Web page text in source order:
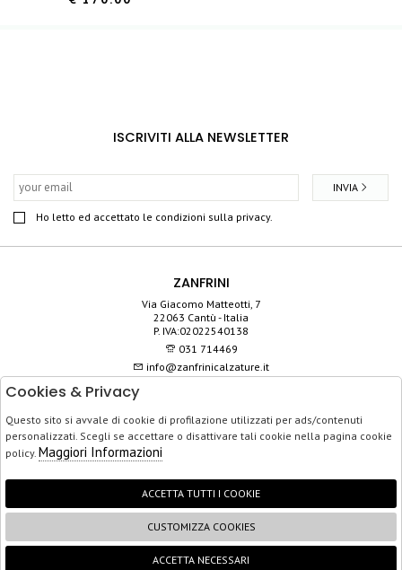
ISCRIVITI ALLA NEWSLETTER
Ho letto ed accettato le condizioni sulla privacy.
INVIA
ZANFRINI
Via Giacomo Matteotti, 7
22063 Cantù - Italia
P. IVA:02022540138
031 714469
info@zanfrinicalzature.it
SERVIZIO CLIENTI
ACQUISTO SICURO
Cookies & Privacy
Questo sito si avvale di cookie di profilazione utilizzati per ads/contenuti
personalizzati. Scegli se accettare o disattivare tali cookie nella pagina cookie
policy. Maggiori Informazioni
ACCETTA TUTTI I COOKIE
CUSTOMIZZA COOKIES
ACCETTA NECESSARI